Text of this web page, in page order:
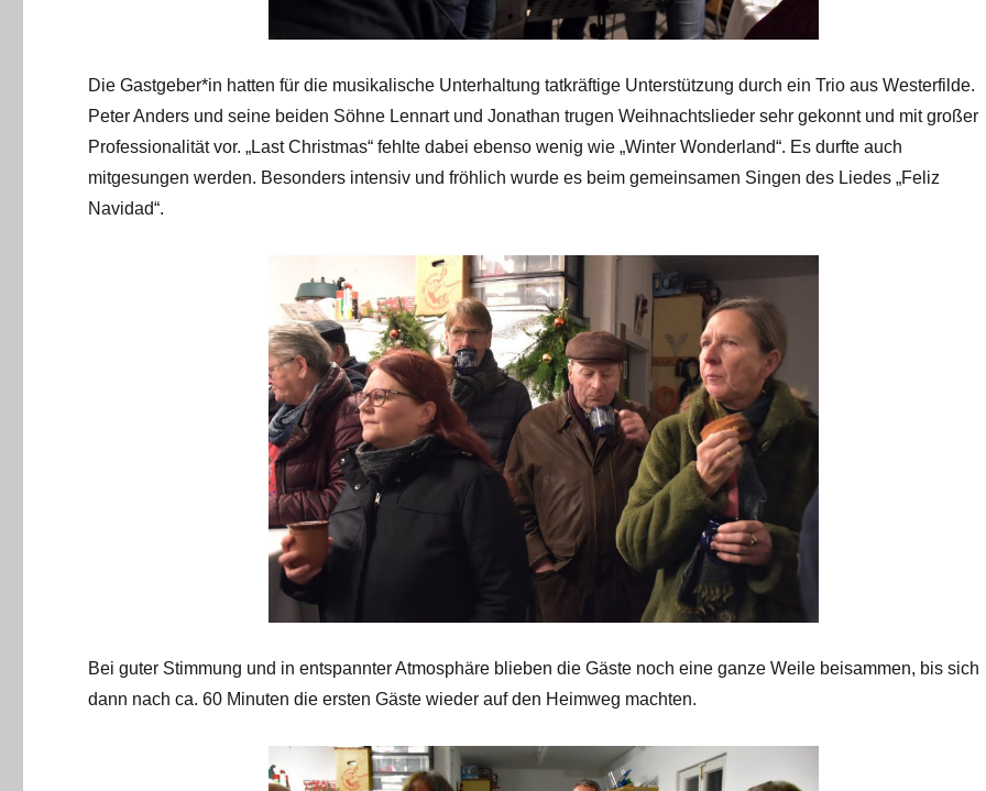
Die Gastgeber*in hatten für die musikalische Unterhaltung tatkräftige Unterstützung durch ein Trio aus Westerfilde.
Peter Anders und seine beiden Söhne Lennart und Jonathan trugen Weihnachtslieder sehr gekonnt und mit großer
Professionalität vor. „Last Christmas“ fehlte dabei ebenso wenig wie „Winter Wonderland“. Es durfte auch
mitgesungen werden. Besonders intensiv und fröhlich wurde es beim gemeinsamen Singen des Liedes „Feliz
Navidad“.
Bei guter Stimmung und in entspannter Atmosphäre blieben die Gäste noch eine ganze Weile beisammen, bis sich
dann nach ca. 60 Minuten die ersten Gäste wieder auf den Heimweg machten.